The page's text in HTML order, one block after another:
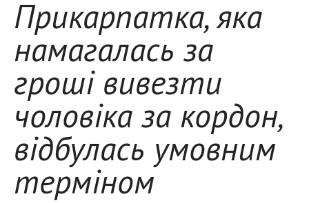
Прикарпатка, яка
намагалась за
гроші вивезти
чоловіка за кордон,
відбулась умовним
терміном